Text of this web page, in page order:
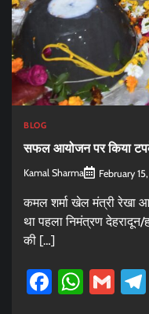
BLOG
सफल आयोजन पर किया
Kamal Sharma February
कमल शर्मा खेल मंत्री रेखा
था पहला निमंत्रण देहरादून/
की […]